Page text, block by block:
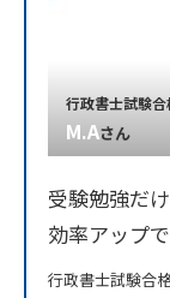
行政書士試験合
M.Aさん
受験勉強だ
効率アップ
行政書士試験合